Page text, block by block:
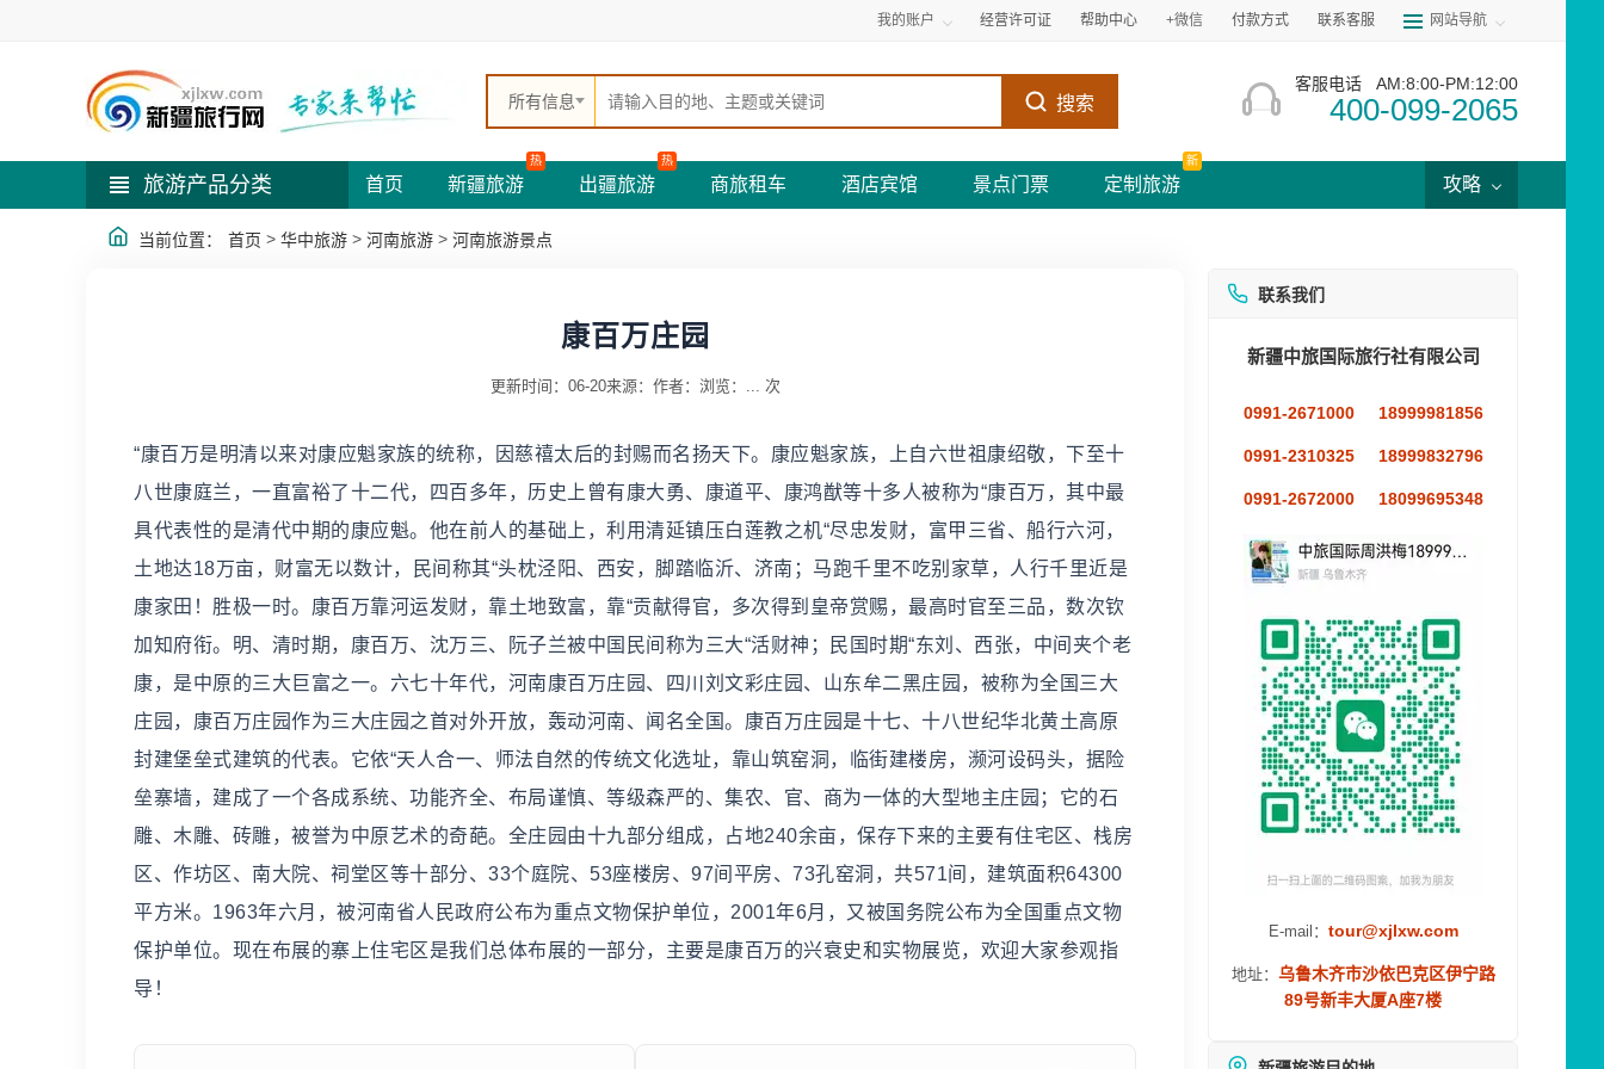
我的账户 经营许可证 帮助中心 +微信 付款方式 联系客服 网站导航
所有信息 搜索
客服电话 AM:8:00-PM:12:00
400-099-2065
旅游产品分类 首页 新疆旅游
热
出疆旅游
热
商旅租车 酒店宾馆 景点门票 定制旅游
新
攻略
当前位置： 首页 > 华中旅游 > 河南旅游 > 河南旅游景点
康百万庄园
更新时间：06-20来源： 作者： 浏览： ... 次
“康百万是明清以来对康应魁家族的统称，因慈禧太后的封赐而名扬天下。康应魁家族，上自六世祖康绍敬，下至十
八世康庭兰，一直富裕了十二代，四百多年，历史上曾有康大勇、康道平、康鸿猷等十多人被称为“康百万，其中最
具代表性的是清代中期的康应魁。他在前人的基础上，利用清延镇压白莲教之机“尽忠发财，富甲三省、船行六河，
土地达18万亩，财富无以数计，民间称其“头枕泾阳、西安，脚踏临沂、济南；马跑千里不吃别家草，人行千里近是
康家田！胜极一时。康百万靠河运发财，靠土地致富，靠“贡献得官，多次得到皇帝赏赐，最高时官至三品，数次钦
加知府衔。明、清时期，康百万、沈万三、阮子兰被中国民间称为三大“活财神；民国时期“东刘、西张，中间夹个老
康，是中原的三大巨富之一。六七十年代，河南康百万庄园、四川刘文彩庄园、山东牟二黑庄园，被称为全国三大
庄园，康百万庄园作为三大庄园之首对外开放，轰动河南、闻名全国。康百万庄园是十七、十八世纪华北黄土高原
封建堡垒式建筑的代表。它依“天人合一、师法自然的传统文化选址，靠山筑窑洞，临街建楼房，濒河设码头，据险
垒寨墙，建成了一个各成系统、功能齐全、布局谨慎、等级森严的、集农、官、商为一体的大型地主庄园；它的石
雕、木雕、砖雕，被誉为中原艺术的奇葩。全庄园由十九部分组成，占地240余亩，保存下来的主要有住宅区、栈房
区、作坊区、南大院、祠堂区等十部分、33个庭院、53座楼房、97间平房、73孔窑洞，共571间，建筑面积64300
平方米。1963年六月，被河南省人民政府公布为重点文物保护单位，2001年6月，又被国务院公布为全国重点文物
保护单位。现在布展的寨上住宅区是我们总体布展的一部分，主要是康百万的兴衰史和实物展览，欢迎大家参观指
导！
联系我们
新疆中旅国际旅行社有限公司
0991-2671000 18999981856
0991-2310325 18999832796
0991-2672000 18099695348
E-mail： tour@xjlxw.com
地址： 乌鲁木齐市沙依巴克区伊宁路
89号新丰大厦A座7楼